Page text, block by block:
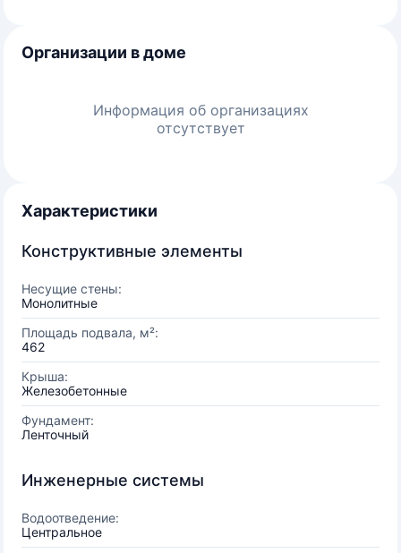
Организации в доме
Информация об организациях
отсутствует
Характеристики
Конструктивные элементы
Несущие стены:
Монолитные
Площадь подвала, м²:
462
Крыша:
Железобетонные
Фундамент:
Ленточный
Инженерные системы
Водоотведение:
Центральное